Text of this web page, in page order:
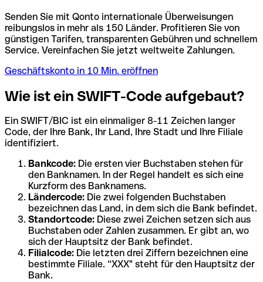
Senden Sie mit Qonto internationale Überweisungen
reibungslos in mehr als 150 Länder. Profitieren Sie von
günstigen Tarifen, transparenten Gebühren und schnellem
Service. Vereinfachen Sie jetzt weltweite Zahlungen.
Geschäftskonto in 10 Min. eröffnen
Wie ist ein SWIFT-Code aufgebaut?
Ein SWIFT/BIC ist ein einmaliger 8-11 Zeichen langer
Code, der Ihre Bank, Ihr Land, Ihre Stadt und Ihre Filiale
identifiziert.
Bankcode: Die ersten vier Buchstaben stehen für
den Banknamen. In der Regel handelt es sich eine
Kurzform des Banknamens.
Ländercode: Die zwei folgenden Buchstaben
bezeichnen das Land, in dem sich die Bank befindet.
Standortcode: Diese zwei Zeichen setzen sich aus
Buchstaben oder Zahlen zusammen. Er gibt an, wo
sich der Hauptsitz der Bank befindet.
Filialcode: Die letzten drei Ziffern bezeichnen eine
bestimmte Filiale. “XXX" steht für den Hauptsitz der
Bank.